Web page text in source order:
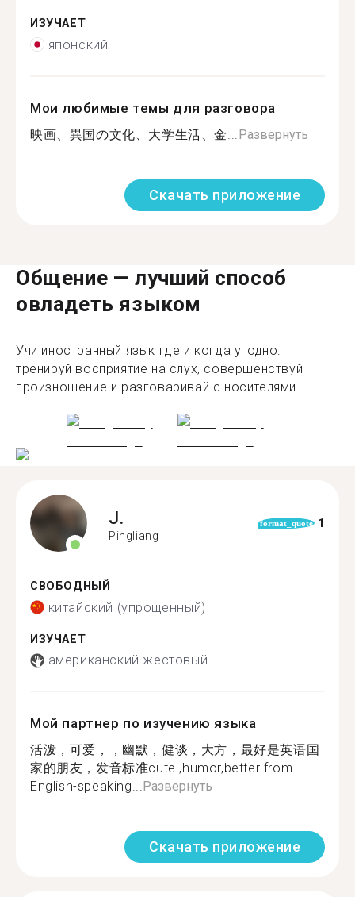
ИЗУЧАЕТ
японский
Мои любимые темы для разговора
映画、異国の文化、大学生活、金... Развернуть
Скачать приложение
Общение — лучший способ
овладеть языком
Учи иностранный язык где и когда угодно:
тренируй восприятие на слух, совершенствуй
произношение и разговаривай с носителями.
J.
Pingliang
format_quote 1
СВОБОДНЫЙ
китайский (упрощенный)
ИЗУЧАЕТ
американский жестовый
Мой партнер по изучению языка
活泼，可爱，，幽默，健谈，大方，最好是英语国
家的朋友，发音标准cute ,humor,better from
English-speaking...Развернуть
Скачать приложение